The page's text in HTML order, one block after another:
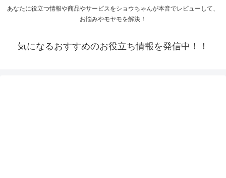
あなたに役立つ情報や商品やサービスをショウちゃんが本音でレビューして、
お悩みやモヤモを解決！
気になるおすすめのお役立ち情報を発信中！！